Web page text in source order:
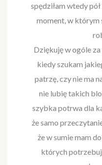
spędziłam wtedy
moment, w którym
Dziękuję w ogóle
kiedy szukam
patrzę, czy nie ma
nie lubię takich
szybka potrwa dla
że samo
że w sumie mam
których